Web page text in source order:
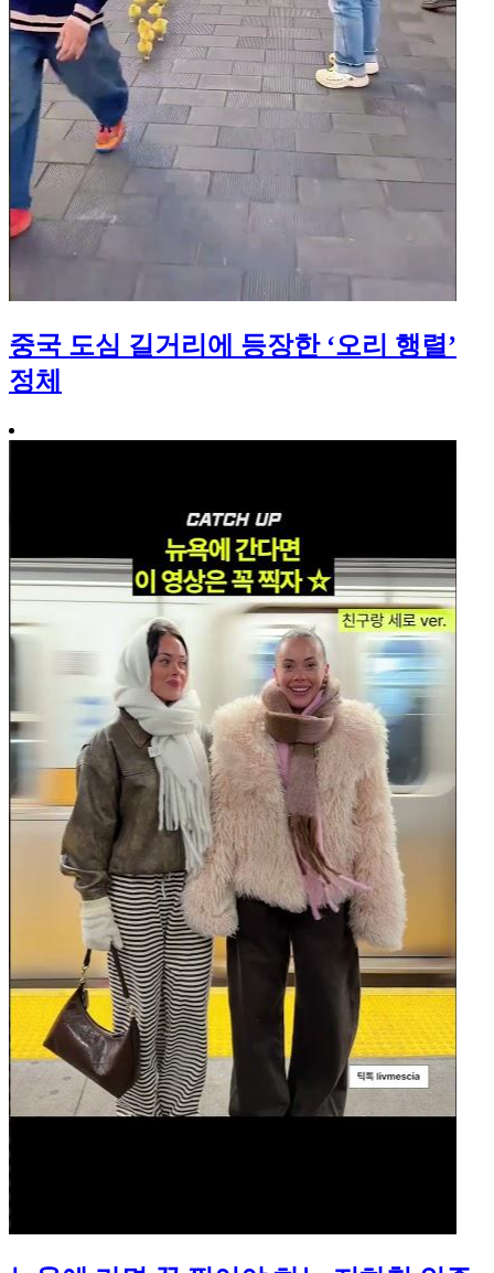
중국 도심 길거리에 등장한 ‘오리 행렬’
정체